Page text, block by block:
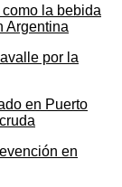
la bebida
Argentina
en Puerto